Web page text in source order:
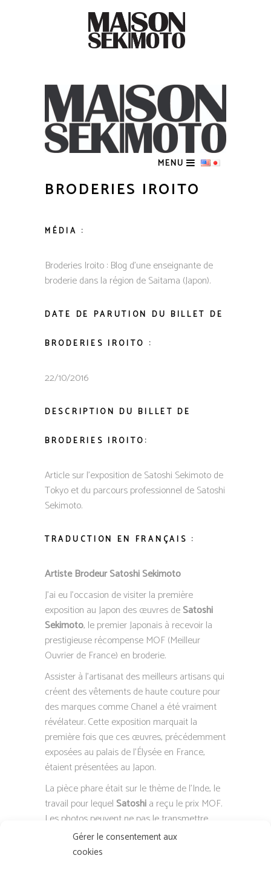
Gérer le consentement aux
cookies
MENU
BRODERIES IROITO
MÉDIA :
Broderies Iroito : Blog d’une enseignante de
broderie dans la région de Saitama (Japon).
DATE DE PARUTION DU BILLET DE
BRODERIES IROITO :
22/10/2016
DESCRIPTION DU BILLET DE
BRODERIES IROITO:
Article sur l’exposition de Satoshi Sekimoto de
Tokyo et du parcours professionnel de Satoshi
Sekimoto.
TRADUCTION EN FRANÇAIS :
Artiste Brodeur Satoshi Sekimoto
J’ai eu l’occasion de visiter la première
exposition au Japon des œuvres deSatoshi
Sekimoto, le premier Japonais à recevoir la
prestigieuse récompense MOF (Meilleur
Ouvrier de France) en broderie.
Assister à l’artisanat des meilleurs artisans qui
créent des vêtements de haute couture pour
des marques comme Chanel a été vraiment
révélateur. Cette exposition marquait la
première fois que ces œuvres, précédemment
exposées au palais de l’Élysée en France,
étaient présentées au Japon.
La pièce phare était sur le thème de l’Inde, le
travail pour lequel Satoshia reçu le prix MOF.
Les photos peuvent ne pas le transmettre
pleinement, mais l’œuvre avait une force
incroyable, avec la lourdeur des perles et des